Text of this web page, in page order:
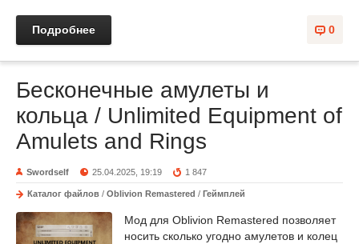
0
Подробнее
Бесконечные амулеты и
кольца / Unlimited Equipment of
Amulets and Rings
Swordself 25.04.2025, 19:19 1 847
Каталог файлов / Oblivion Remastered / Геймплей
Мод для Oblivion Remastered позволяет
носить сколько угодно амулетов и колец